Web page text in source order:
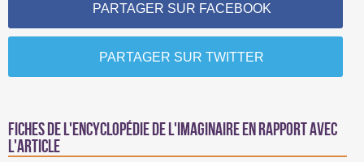
PARTAGER SUR FACEBOOK
PARTAGER SUR TWITTER
Fiches de l'encyclopédie de l'imaginaire en rapport avec
l'article